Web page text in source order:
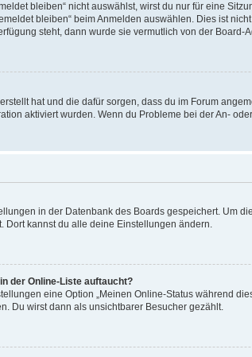
bleiben“ nicht auswählst, wirst du nur für eine
bleiben“ beim Anmelden auswählen. Dies ist
steht, dann wurde sie vermutlich von der Board-
hat und die dafür sorgen, dass du im Forum
aktiviert wurden. Wenn du Probleme bei der An-
in der Datenbank des Boards gespeichert. Um
Dort kannst du alle deine Einstellungen ändern.
der Online-Liste auftaucht?
eine Option „Meinen Online-Status während
Du wirst dann als unsichtbarer Besucher gezählt.